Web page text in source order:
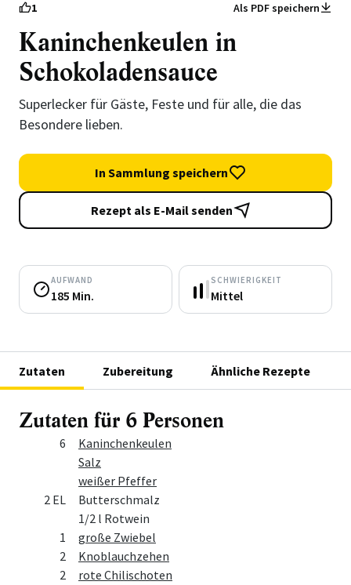
1 Als PDF speichern
Kaninchenkeulen in
Schokoladensauce
Superlecker für Gäste, Feste und für alle, die das
Besondere lieben.
In Sammlung speichern
Rezept als E-Mail senden
AUFWAND
185 Min.
SCHWIERIGKEIT
Mittel
Zutaten Zubereitung Ähnliche Rezepte
Zutaten für 6 Personen
Zutat
6
Kaninchenkeulen
Salz
weißer Pfeffer
2 EL
Butterschmalz
1/2 l Rotwein
1
große Zwiebel
2
Knoblauchzehen
2
rote Chilischoten